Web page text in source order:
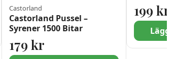
Castorland
Castorland Pussel –
Syrener 1500 Bitar
179 kr
199 kr
Lägg